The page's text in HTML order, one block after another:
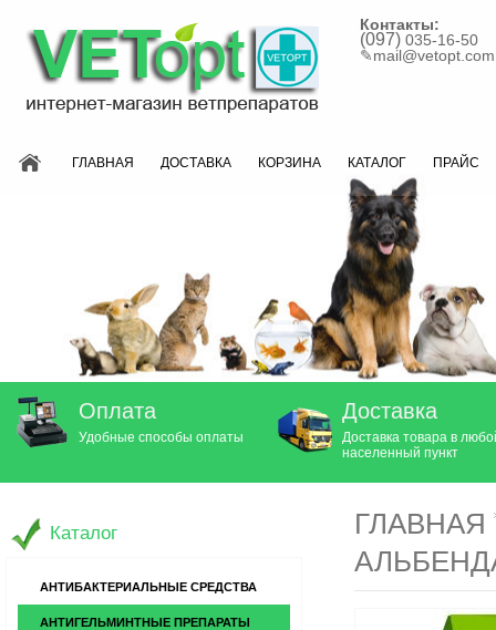
Контакты:
(097) 035-16-50
✎mail@vetopt.com
ГЛАВНАЯ ДОСТАВКА КОРЗИНА КАТАЛОГ ПРАЙС
Оплата
Удобные способы оплаты
Доставка
Доставка товара в
населенный пункт
ГЛАВНАЯ
Каталог
АНТИБАКТЕРИАЛЬНЫЕ СРЕДСТВА
АНТИГЕЛЬМИНТНЫЕ ПРЕПАРАТЫ